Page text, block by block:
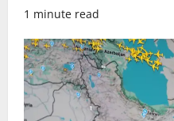
1 minute read